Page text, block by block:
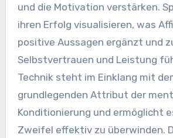
und die Motivation verstärken.
ihren Erfolg visualisieren, was
positive Aussagen ergänzt und
Selbstvertrauen und Leistung
Technik steht im Einklang mit
grundlegenden Attribut der
Konditionierung und ermöglicht
Zweifel effektiv zu überwinden.